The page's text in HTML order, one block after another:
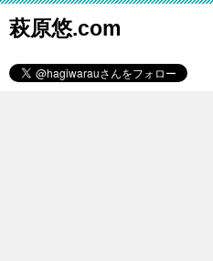
萩原悠.com